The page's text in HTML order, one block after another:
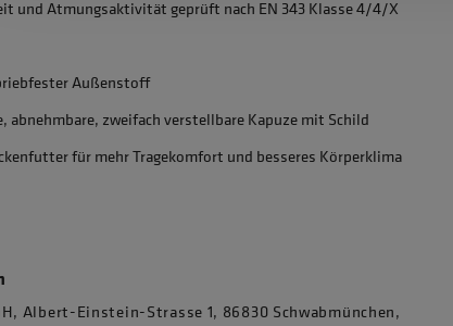
und Atmungsaktivität geprüft nach EN 343 Klasse 4/4/X
Außenstoff
abnehmbare, zweifach verstellbare Kapuze mit Schild
für mehr Tragekomfort und besseres Körperklima
Albert-Einstein-Strasse 1, 86830 Schwabmünchen,